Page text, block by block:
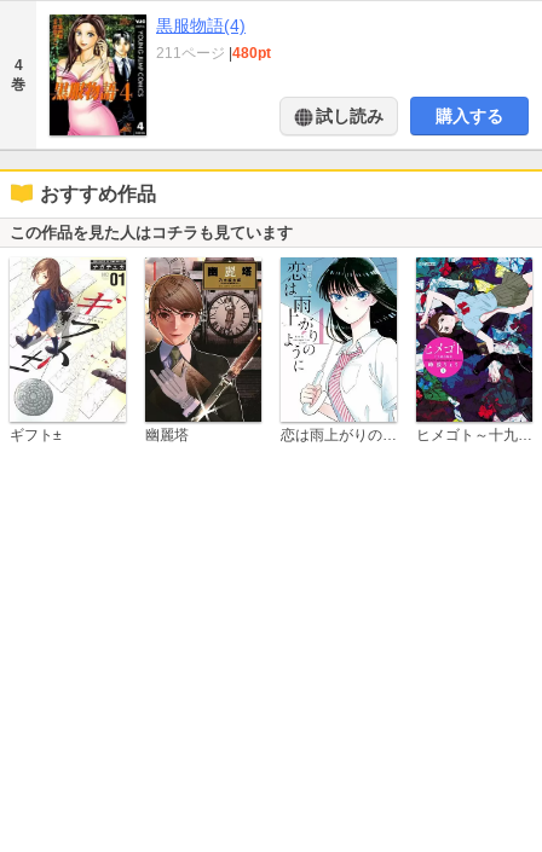
4
巻
黒服物語(4)
211ページ 480pt
試し読み 購入する
おすすめ作品
この作品を見た人はコチラも見ています
ギフト± 幽麗塔 恋は雨上がりのように ヒメゴト～十九歳の制服～